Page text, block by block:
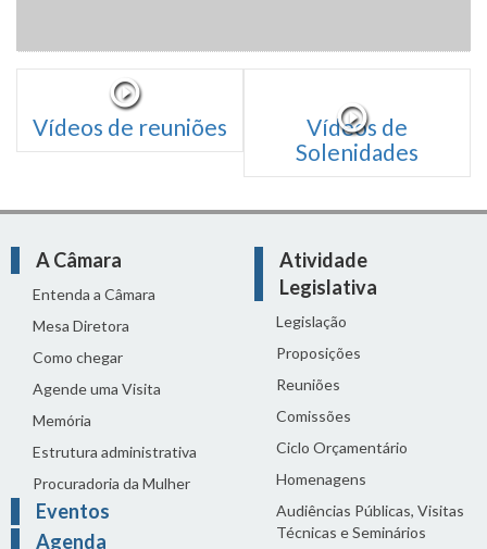
Vídeos de reuniões
Vídeos de
Solenidades
A Câmara
Entenda a Câmara
Mesa Diretora
Como chegar
Agende uma Visita
Memória
Estrutura administrativa
Procuradoria da Mulher
Eventos
Agenda
Atividade
Legislativa
Legislação
Proposições
Reuniões
Comissões
Ciclo Orçamentário
Homenagens
Audiências Públicas, Visitas
Técnicas e Seminários